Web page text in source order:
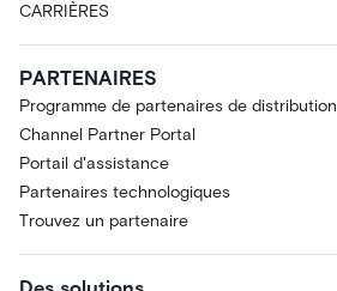
CARRIÈRES
PARTENAIRES
Programme de partenaires de distribution
Channel Partner Portal
Portail d'assistance
Partenaires technologiques
Trouvez un partenaire